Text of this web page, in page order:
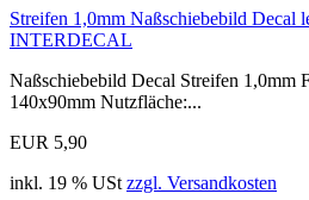
Streifen 1,0mm Naßschiebebild Decal
INTERDECAL
Naßschiebebild Decal Streifen 1,0mm
140x90mm Nutzfläche:...
EUR 5,90
inkl. 19 % USt zzgl. Versandkosten